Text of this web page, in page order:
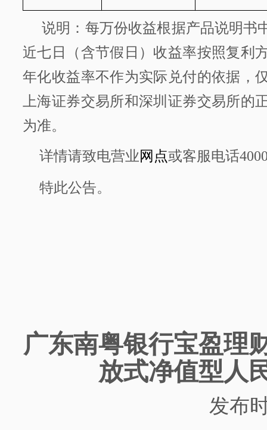
说明：每万份收益根据产品说明书
近七日（含节假日）收益率按照复利
年化收益率不作为实际兑付的依据，
上海证券交易所和深圳证券交易所
为准。
详情请致电营业网点或客服电话
特此公告。
广东南粤银行宝盈理
放式净值型人
发布